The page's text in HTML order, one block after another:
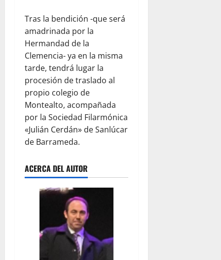
Tras la bendición -que será
amadrinada por la
Hermandad de la
Clemencia- ya en la misma
tarde, tendrá lugar la
procesión de traslado al
propio colegio de
Montealto, acompañada
por la Sociedad Filarmónica
«Julián Cerdán» de Sanlúcar
de Barrameda.
ACERCA DEL AUTOR